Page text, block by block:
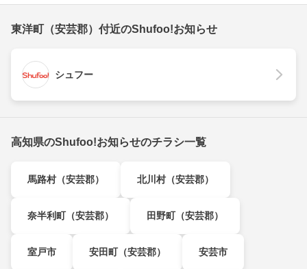
東洋町（安芸郡）付近のShufoo!お知らせ
シュフー
高知県のShufoo!お知らせのチラシ一覧
馬路村（安芸郡） 北川村（安芸郡）
奈半利町（安芸郡） 田野町（安芸郡）
室戸市 安田町（安芸郡） 安芸市